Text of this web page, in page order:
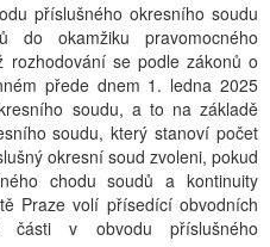
příslušného okresního soudu
do okamžiku pravomocného
se podle zákonů o
přede dnem 1. ledna 2025
soudu, a to na základě
soudu, který stanoví počet
okresní soud zvoleni, pokud
chodu soudů a kontinuity
Praze volí přísedící obvodních
části v obvodu příslušného